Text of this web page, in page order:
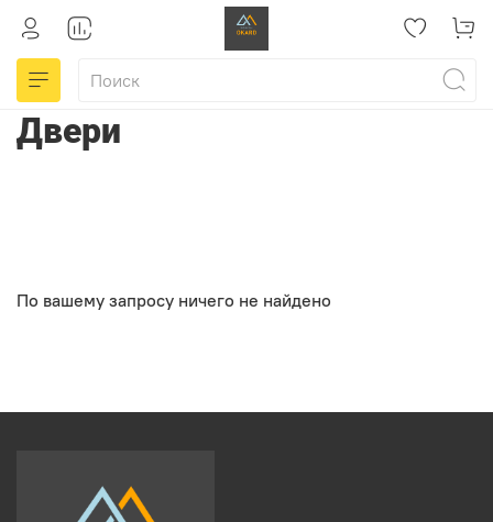
Двери
По вашему запросу ничего не найдено